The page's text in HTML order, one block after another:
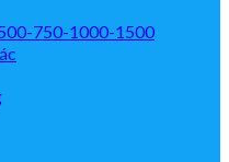
750-1000-1500